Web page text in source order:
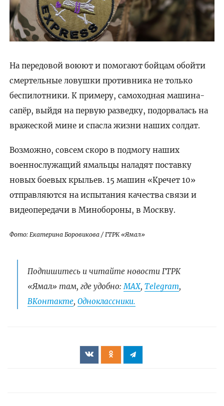
На передовой воюют и помогают бойцам обойти
смертельные ловушки противника не только
беспилотники. К примеру, самоходная машина-
сапёр, выйдя на первую разведку, подорвалась на
вражеской мине и спасла жизни наших солдат.
Возможно, совсем скоро в подмогу наших
военнослужащий ямальцы наладят поставку
новых боевых крыльев. 15 машин «Кречет 10»
отправляются на испытания качества связи и
видеопередачи в Минобороны, в Москву.
Фото: Екатерина Боровикова / ГТРК «Ямал»
Подпишитесь и читайте новости ГТРК
«Ямал» там, где удобно:МАХ, Telegram,
ВКонтакте, Одноклассники.